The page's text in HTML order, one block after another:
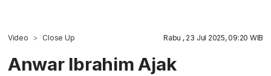
Video Close Up Rabu , 23 Jul 2025, 09:20 WIB
Anwar Ibrahim Ajak